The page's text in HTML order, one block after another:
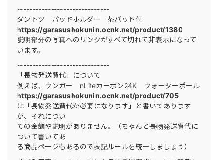
------------------------------
ダントツ パッドホルダー 茶パッド付
https://garasushokunin.ocnk.net/product/1380
説明部分の写真へのリンクがすべて切れて非表示になって
います。
------------------------------
「長物発送費代」について
例えば、ウンガー nLiteカーボン24K ウォーターポール
https://garasushokunin.ocnk.net/product/705
は「長物発送費代が必要になります」と書いてあります
が、それについ
ての金額や説明がありません。（ちゃんと長物発送費代に
ついて書いてあ
る商品ページもあるので表記ルールを統一しましょう）